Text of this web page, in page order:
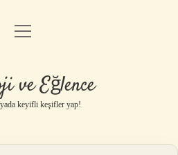
Anasayfa
Uyarı
menüyü
ve Eğlence
keyifli keşifler yap!